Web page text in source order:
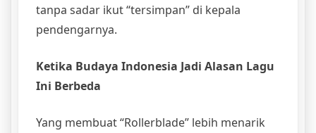
tanpa sadar ikut “tersimpan” di kepala
pendengarnya.
Ketika Budaya Indonesia Jadi Alasan Lagu
Ini Berbeda
Yang membuat “Rollerblade” lebih menarik